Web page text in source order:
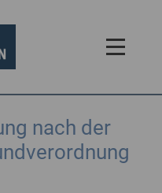
nach der